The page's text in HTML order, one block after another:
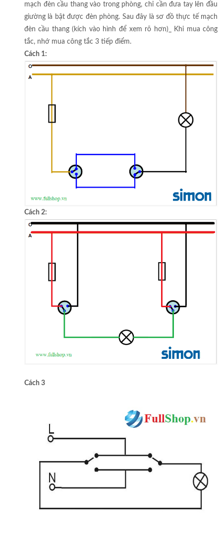
mạch đèn cầu thang vào trong phòng, chỉ cần đưa tay lên đầu
giường là bật được đèn phòng. Sau đây là sơ đồ thực tế mạch
đèn cầu thang (kích vào hình để xem rõ hơn)_ Khi mua công
tắc, nhớ mua công tắc 3 tiếp điểm.
Cách 1:
Cách 2:
Cách 3